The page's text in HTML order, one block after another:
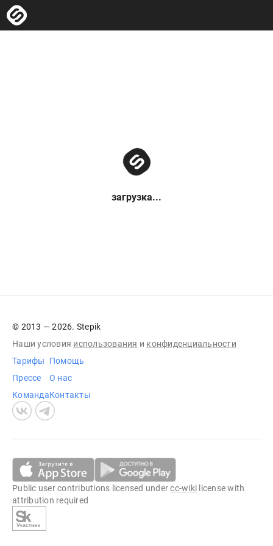
загрузка...
© 2013 — 2026. Stepik
Наши условия использования и конфиденциальности
Тарифы
Прессе
Команда
Помощь
О нас
Контакты
Public user contributions licensed undercc-wiki license with
attribution required